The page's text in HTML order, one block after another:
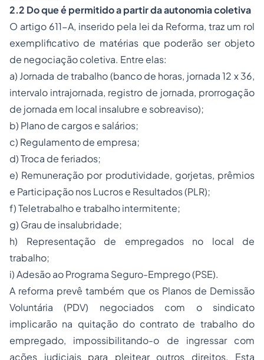
2.2 Do que é permitido a partir da autonomia coletiva
O artigo 611-A, inserido pela lei da Reforma, traz um rol
exemplificativo de matérias que poderão ser objeto
de negociação coletiva. Entre elas:
a) Jornada de trabalho (banco de horas, jornada 12 x 36,
intervalo intrajornada, registro de jornada, prorrogação
de jornada em local insalubre e sobreaviso);
b) Plano de cargos e salários;
c) Regulamento de empresa;
d) Troca de feriados;
e) Remuneração por produtividade, gorjetas, prêmios
e Participação nos Lucros e Resultados (PLR);
f) Teletrabalho e trabalho intermitente;
g) Grau de insalubridade;
h) Representação de empregados no local de
trabalho;
i) Adesão ao Programa Seguro-Emprego (PSE).
A reforma prevê também que os Planos de Demissão
Voluntária (PDV) negociados com o sindicato
implicarão na quitação do contrato de trabalho do
empregado, impossibilitando-o de ingressar com
ações judiciais para pleitear outros direitos. Esta